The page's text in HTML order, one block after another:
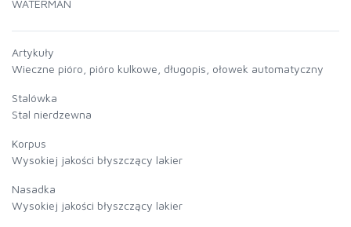
WATERMAN
Artykuły
Wieczne pióro, pióro kulkowe, długopis, ołowek automatyczny
Stalówka
Stal nierdzewna
Korpus
Wysokiej jakości błyszczący lakier
Nasadka
Wysokiej jakości błyszczący lakier